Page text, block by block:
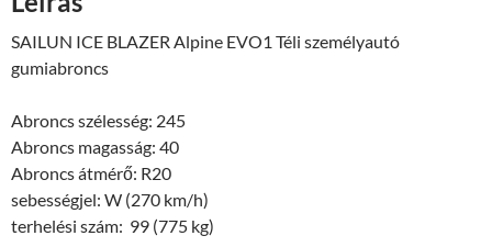
SAILUN ICE BLAZER Alpine EVO1 Téli személyautó
gumiabroncs
Abroncs szélesség: 245
Abroncs magasság: 40
Abroncs átmérő: R20
sebességjel: W (270 km/h)
terhelési szám: 99 (775 kg)